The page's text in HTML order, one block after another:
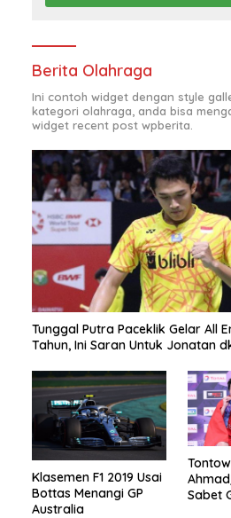
Berita Olahraga
Ini contoh widget dengan style
kategori olahraga, anda bisa
widget recent post wpberita.
Tunggal Putra Paceklik Gelar All
Tahun, Ini Saran Untuk Jonatan
Klasemen F1 2019 Usai
Bottas Menangi GP
Australia
Sabet